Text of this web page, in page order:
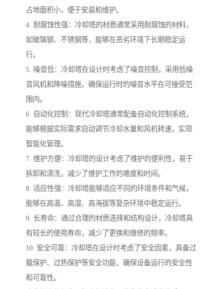
占地面积小，便于安装和维护。
4. 耐腐蚀性强：冷却塔的材质通常采用耐腐蚀的材料，
如玻璃钢、不锈钢等，能够在恶劣环境下长期稳定运
行。
5. 噪音低：冷却塔在设计时考虑了噪音控制，采用低噪
音风机和降噪措施，确保运行时的噪音水平在可接受范
围内。
6. 自动化控制：现代冷却塔通常配备自动化控制系统，
能够根据实际需求自动调节冷却水量和风机转速，实现
智能化管理。
7. 维护方便：冷却塔的设计考虑了维护的便利性，易于
拆卸和清洗，减少了维护工作的难度和时间。
8. 适应性强：冷却塔能够适应不同的环境条件和气候，
能够在高温、高湿、高海拔等复杂环境中稳定运行。
9. 长寿命：通过合理的材质选择和结构设计，冷却塔具
有较长的使用寿命，减少了更换和维修的频率。
10. 安全可靠：冷却塔在设计时考虑了安全因素，具备过
载保护、过热保护等安全功能，确保设备运行的安全性
和可靠性。